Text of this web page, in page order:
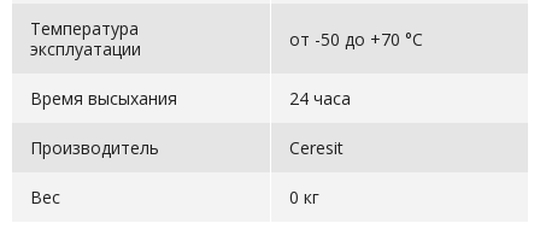
Температура
эксплуатации
от -50 до +70 °С
Время высыхания 24 часа
Производитель Ceresit
Вес 0 кг